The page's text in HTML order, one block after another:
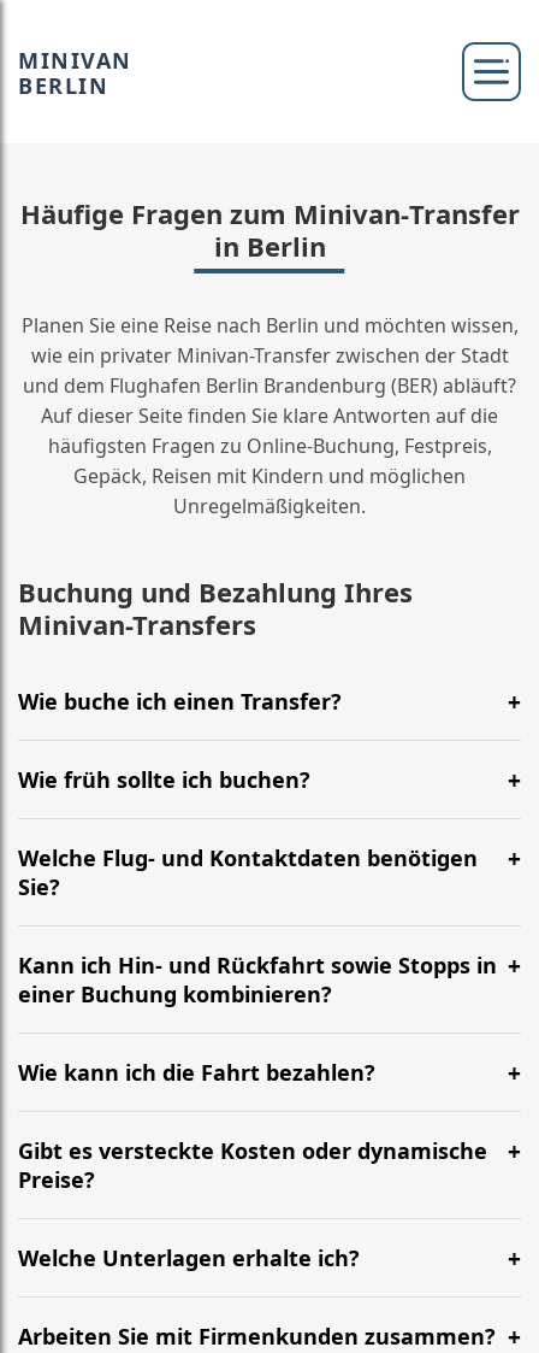
MINIVAN
BERLIN
Häufige Fragen zum Minivan‑Transfer
in Berlin
Planen Sie eine Reise nach Berlin und möchten wissen,
wie ein privater Minivan-Transfer zwischen der Stadt
und dem Flughafen Berlin Brandenburg (BER) abläuft?
Auf dieser Seite finden Sie klare Antworten auf die
häufigsten Fragen zu Online-Buchung, Festpreis,
Gepäck, Reisen mit Kindern und möglichen
Unregelmäßigkeiten.
Buchung und Bezahlung Ihres
Minivan-Transfers
Wie buche ich einen Transfer?
Wie früh sollte ich buchen?
Welche Flug- und Kontaktdaten benötigen
Sie?
Kann ich Hin- und Rückfahrt sowie Stopps in
einer Buchung kombinieren?
Wie kann ich die Fahrt bezahlen?
Gibt es versteckte Kosten oder dynamische
Preise?
Welche Unterlagen erhalte ich?
Arbeiten Sie mit Firmenkunden zusammen?